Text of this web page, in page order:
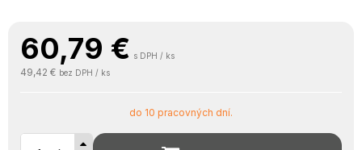
60,79 € s DPH / ks
49,42 € bez DPH / ks
do 10 pracovných dní.